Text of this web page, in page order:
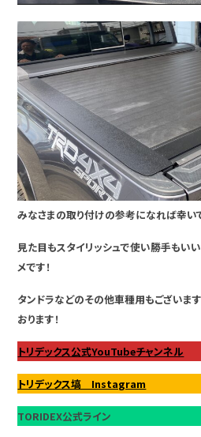
みなさまの取り付けの参考になれば幸い
見た目もスタイリッシュで使い勝手もい
メです！
タンドラなどのその他車種用もございま
おります！
トリデックス公式YouTubeチャンネル
トリデックス塙 Instagram
TORIDEX公式ライン